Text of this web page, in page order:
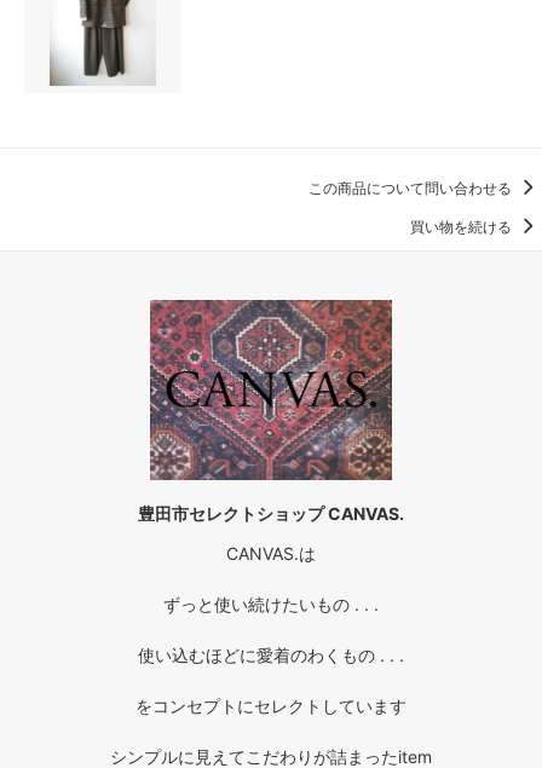
この商品について問い合わせる
買い物を続ける
豊田市セレクトショップ CANVAS.
CANVAS.は
ずっと使い続けたいもの . . .
使い込むほどに愛着のわくもの . . .
をコンセプトにセレクトしています
シンプルに見えてこだわりが詰まったitem